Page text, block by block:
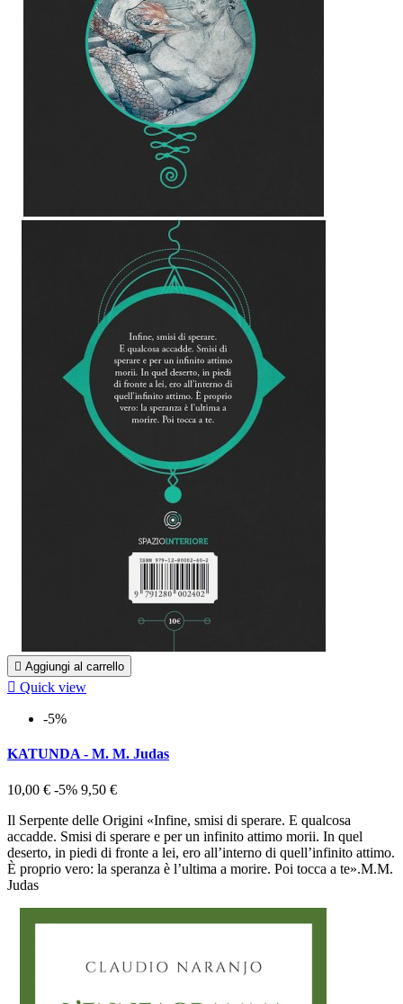
 Aggiungi al carrello
 Quick view
-5%
KATUNDA - M. M. Judas
10,00 € -5% 9,50 €
Il Serpente delle Origini «Infine, smisi di sperare. E qualcosa
accadde. Smisi di sperare e per un infinito attimo morii. In quel
deserto, in piedi di fronte a lei, ero all’interno di quell’infinito attimo.
È proprio vero: la speranza è l’ultima a morire. Poi tocca a te».M.M.
Judas